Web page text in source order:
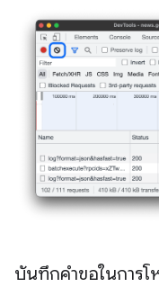
บันทึกคำขอในการโ